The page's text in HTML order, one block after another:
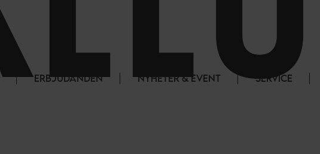
ERBJUDANDEN NYHETER & EVENT SERVICE